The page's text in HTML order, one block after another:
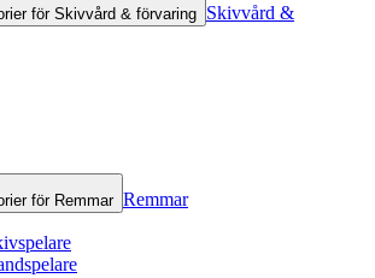
för Skivvård & förvaring Skivvård &
för Remmar Remmar